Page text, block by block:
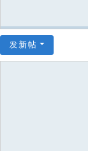
发新帖